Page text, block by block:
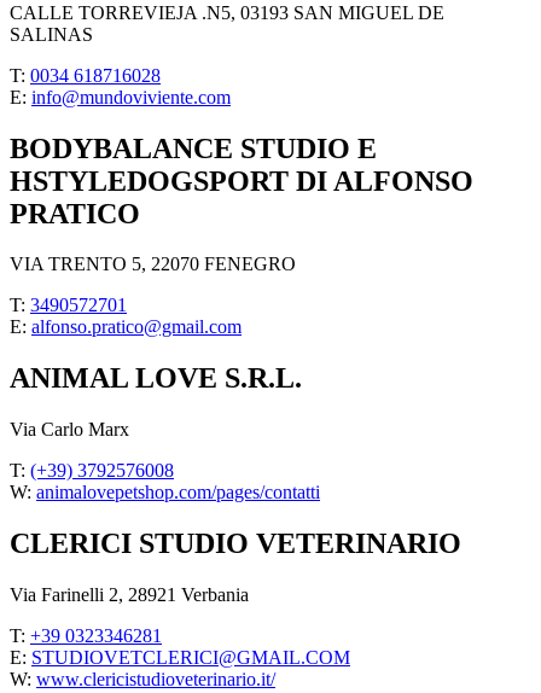
CALLE TORREVIEJA .N5, 03193 SAN MIGUEL DE
SALINAS
T: 0034 618716028
E: info@mundoviviente.com
BODYBALANCE STUDIO E
HSTYLEDOGSPORT DI ALFONSO
PRATICO
VIA TRENTO 5, 22070 FENEGRO
T: 3490572701
E: alfonso.pratico@gmail.com
ANIMAL LOVE S.R.L.
Via Carlo Marx
T: (+39) 3792576008
W: animalovepetshop.com/pages/contatti
CLERICI STUDIO VETERINARIO
Via Farinelli 2, 28921 Verbania
T: +39 0323346281
E: STUDIOVETCLERICI@GMAIL.COM
W: www.clericistudioveterinario.it/